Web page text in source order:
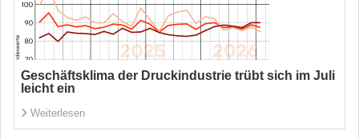
Geschäftsklima der Druckindustrie trübt sich im Juli
leicht ein
Weiterlesen